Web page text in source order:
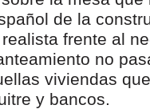
de la
frente al
no
viviendas
y bancos.